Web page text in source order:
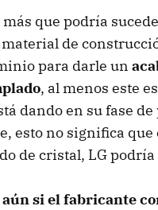
que podría
de
para darle un
, al menos este
dando en su fase
esto no significa
de cristal, LG
aún si el fabricante